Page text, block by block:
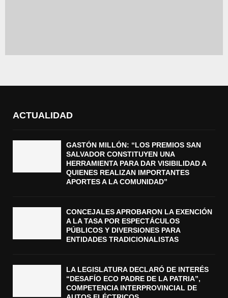
ACTUALIDAD
GASTÓN MILLÓN: “LOS PREMIOS SAN
SALVADOR CONSTITUYEN UNA
HERRAMIENTA PARA DAR VISIBILIDAD A
QUIENES REALIZAN IMPORTANTES
APORTES A LA COMUNIDAD”
CONCEJALES APROBARON LA EXENCIÓN
A LA TASA POR ESPECTÁCULOS
PÚBLICOS Y DIVERSIONES PARA
ENTIDADES TRADICIONALISTAS
LA LEGISLATURA DECLARÓ DE INTERÉS
“DESAFÍO ECO PADRE DE LA PATRIA”,
COMPETENCIA INTERPROVINCIAL DE